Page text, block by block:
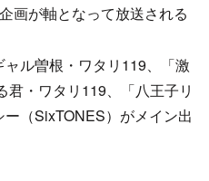
画が軸となって放送される
ャル曽根・ワタリ119、「激
・ワタリ119、「八王子リ
（SixTONES）がメイン出